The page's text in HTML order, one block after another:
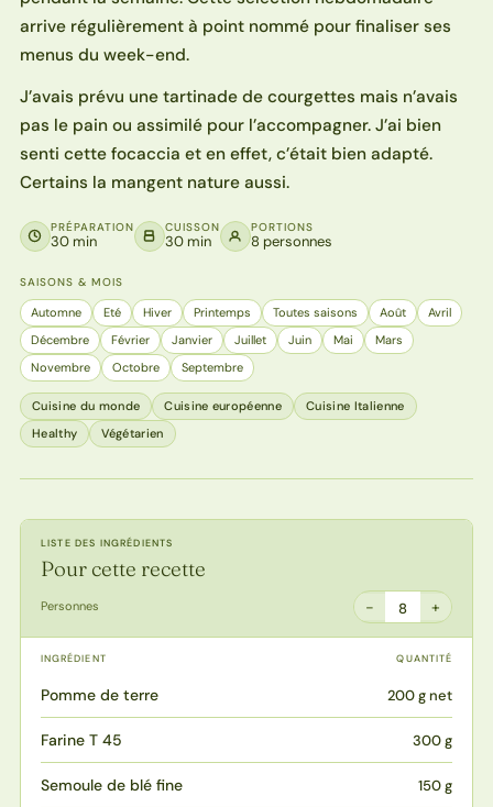
arrive régulièrement à point nommé pour finaliser ses
menus du week-end.
J’avais prévu une tartinade de courgettes mais n’avais
pas le pain ou assimilé pour l’accompagner. J’ai bien
senti cette focaccia et en effet, c’était bien adapté.
Certains la mangent nature aussi.
PRÉPARATION
30 min
CUISSON
30 min
PORTIONS
8 personnes
SAISONS & MOIS
Automne Eté Hiver Printemps Toutes saisons Août
Avril
Décembre
Février Janvier Juillet Juin Mai
Mars
Novembre
Octobre Septembre
Cuisine du monde Cuisine européenne
Cuisine Italienne
Healthy
Végétarien
LISTE DES INGRÉDIENTS
Pour cette recette
Personnes − 8 +
INGRÉDIENT QUANTITÉ
Pomme de terre 200 g net
Farine T 45 300 g
Semoule de blé fine 150 g